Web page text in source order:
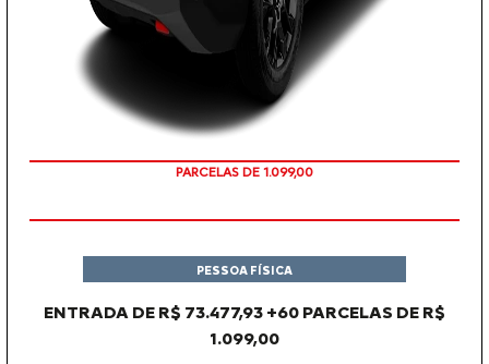
PARCELAS DE 1.099,00
ENTRADA DE R$ 73.477,93 +60 PARCELAS DE R$
1.099,00
PESSOA FÍSICA